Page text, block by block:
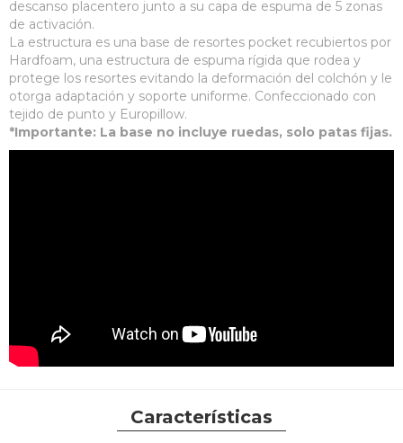
descanso placentero junto a su capa de espuma de 5 zonas
de activación.
La estructura es una base de resortes pocket recubiertos por
Hardfoam, una estructura de espuma rígida que rodea y
protege los resortes evitando la deformación del colchón y le
otorga adaptación y soporte uniforme. Confeccionado con
tejido de punto y Europillow.
*Importante: La base no incluye ruedas, solo patas fijas.
Características